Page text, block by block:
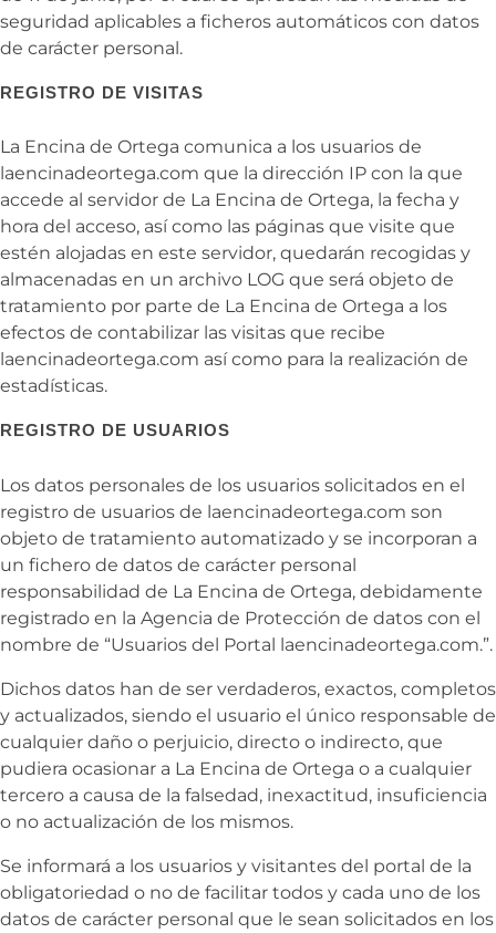
seguridad aplicables a ficheros automáticos con datos
de carácter personal.
REGISTRO DE VISITAS
La Encina de Ortega comunica a los usuarios de
laencinadeortega.com que la dirección IP con la que
accede al servidor de La Encina de Ortega, la fecha y
hora del acceso, así como las páginas que visite que
estén alojadas en este servidor, quedarán recogidas y
almacenadas en un archivo LOG que será objeto de
tratamiento por parte de La Encina de Ortega a los
efectos de contabilizar las visitas que recibe
laencinadeortega.com así como para la realización de
estadísticas.
REGISTRO DE USUARIOS
Los datos personales de los usuarios solicitados en el
registro de usuarios de laencinadeortega.com son
objeto de tratamiento automatizado y se incorporan a
un fichero de datos de carácter personal
responsabilidad de La Encina de Ortega, debidamente
registrado en la Agencia de Protección de datos con el
nombre de “Usuarios del Portal laencinadeortega.com.”.
Dichos datos han de ser verdaderos, exactos, completos
y actualizados, siendo el usuario el único responsable de
cualquier daño o perjuicio, directo o indirecto, que
pudiera ocasionar a La Encina de Ortega o a cualquier
tercero a causa de la falsedad, inexactitud, insuficiencia
o no actualización de los mismos.
Se informará a los usuarios y visitantes del portal de la
obligatoriedad o no de facilitar todos y cada uno de los
datos de carácter personal que le sean solicitados en los